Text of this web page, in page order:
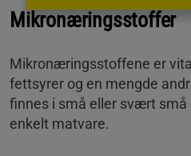
Mikronæringsstoffer
Mikronæringsstoffene er
fettsyrer og en mengde
finnes i små eller svært små
enkelt matvare.